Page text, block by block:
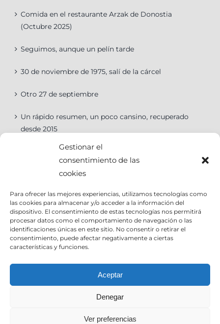
Gestionar el
consentimiento de las
cookies
Para ofrecer las mejores experiencias, utilizamos tecnologías como
las cookies para almacenar y/o acceder a la información del
dispositivo. El consentimiento de estas tecnologías nos permitirá
procesar datos como el comportamiento de navegación o las
identificaciones únicas en este sitio. No consentir o retirar el
consentimiento, puede afectar negativamente a ciertas
características y funciones.
Aceptar
Denegar
Ver preferencias
Comida en el restaurante Arzak de Donostia
(Octubre 2025)
Seguimos, aunque un pelín tarde
30 de noviembre de 1975, salí de la cárcel
Otro 27 de septiembre
Un rápido resumen, un poco cansino, recuperado
desde 2015
Categorías
Categorías
Contact Info
info@joseantoniocruz.com
web y posicionamiento pamplona: EOSERON.es